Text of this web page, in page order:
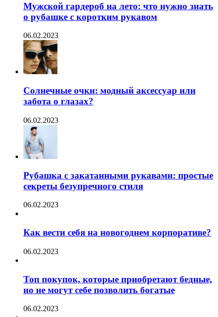
Мужской гардероб на лето: что нужно знать
о рубашке с коротким рукавом
06.02.2023
Солнечные очки: модный аксессуар или
забота о глазах?
06.02.2023
Рубашка с закатанными рукавами: простые
секреты безупречного стиля
06.02.2023
Как вести себя на новогоднем корпоративе?
06.02.2023
Топ покупок, которые приобретают бедные,
но не могут себе позволить богатые
06.02.2023